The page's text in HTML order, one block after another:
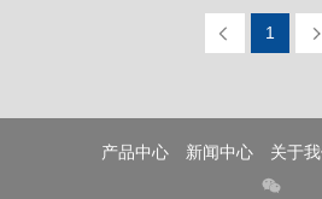
1
产品中心 新闻中心 关于